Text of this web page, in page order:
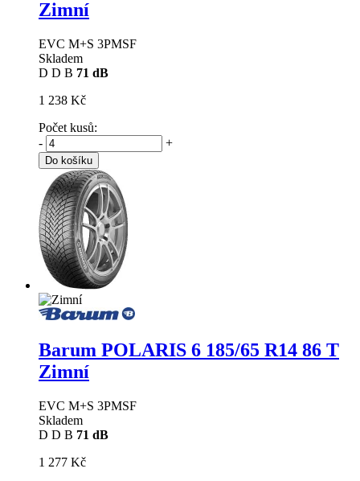
Zimní
EVC M+S 3PMSF
Skladem
D D B 71 dB
1 238 Kč
Počet kusů:
-
+
Do košíku
Barum POLARIS 6 185/65 R14 86 T
Zimní
EVC M+S 3PMSF
Skladem
D D B 71 dB
1 277 Kč